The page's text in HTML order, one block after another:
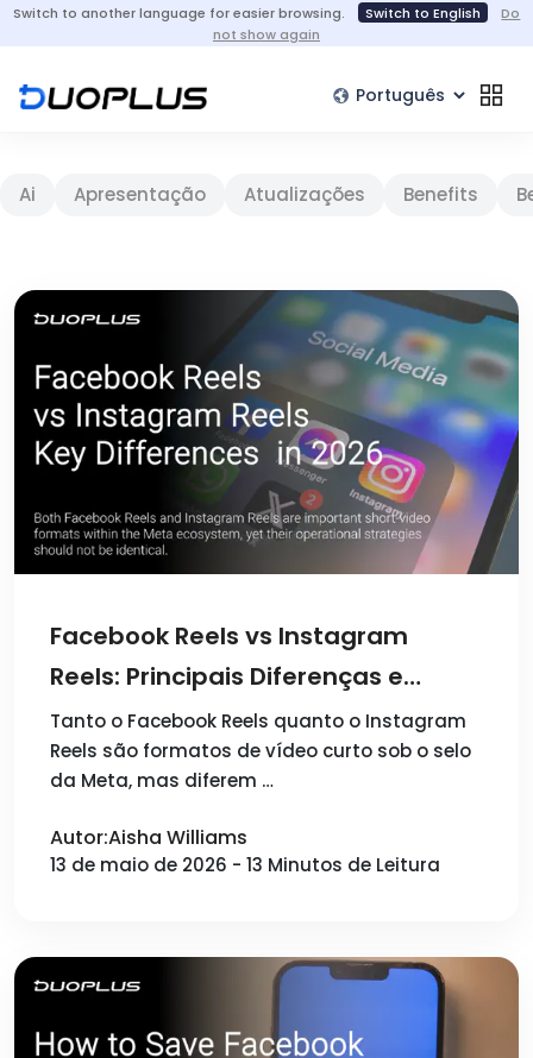
Switch to another language for easier browsing. Switch to English
Do
not show again
Ai Apresentação Atualizações Benefits
Facebook Reels vs Instagram
Reels: Principais Diferenças e
Estratégia de Conteúdo em 2026
Tanto o Facebook Reels quanto o Instagram
Reels são formatos de vídeo curto sob o selo
da Meta, mas diferem …
Autor:Aisha Williams
13 de maio de 2026 - 13 Minutos de Leitura